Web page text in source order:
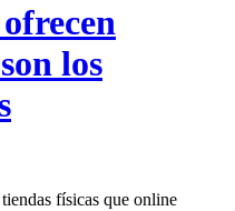
los
físicas que online